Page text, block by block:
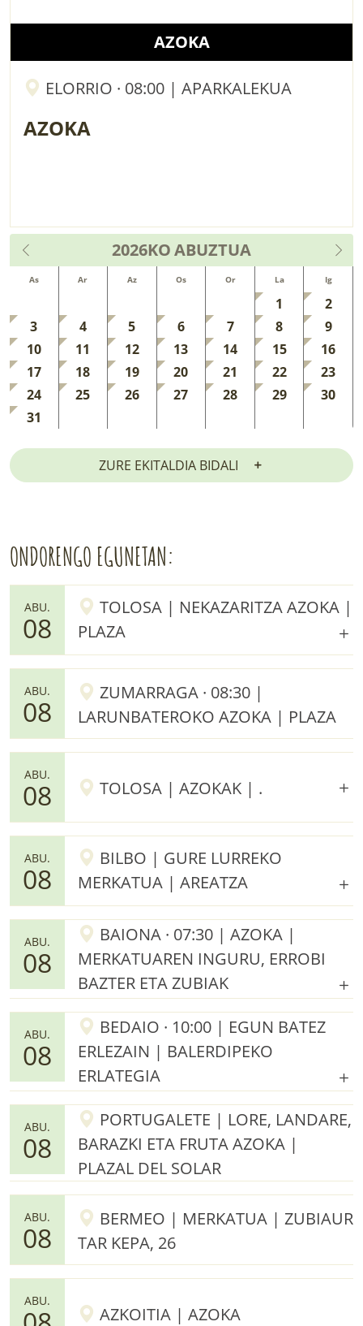
AZOKA
ELORRIO · 08:00 | APARKALEKUA
AZOKA
2026KOABUZTUA
As Ar Az Os Or La Ig
1
2
3
4 5 6 7 8
9
10
11 12 13 14 15
16
17
18 19 20 21 22
23
24
25 26 27 28 29
30
31
ZURE EKITALDIA BIDALI
ONDORENGO EGUNETAN:
ABU.
08
TOLOSA | NEKAZARITZA AZOKA |
PLAZA
ABU.
08
ZUMARRAGA · 08:30 |
LARUNBATEROKO AZOKA | PLAZA
ABU.
08 TOLOSA | AZOKAK | .
ABU.
08
BILBO | GURE LURREKO
MERKATUA | AREATZA
ABU.
08
BAIONA · 07:30 | AZOKA |
MERKATUAREN INGURU, ERROBI
BAZTER ETA ZUBIAK
ABU.
08
BEDAIO · 10:00 | EGUN BATEZ
ERLEZAIN | BALERDIPEKO
ERLATEGIA
ABU.
08
PORTUGALETE | LORE, LANDARE,
BARAZKI ETA FRUTA AZOKA |
PLAZAL DEL SOLAR
ABU.
08
BERMEO | MERKATUA | ZUBIAUR
TAR KEPA, 26
ABU.
AZKOITIA | AZOKA